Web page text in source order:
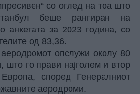
со оглед на тоа што
беше рангиран на
анкетата за 2023 година, со
од 83,36.
опслужи околу 80
што го прави најголем и втор
според Генералниот
аеродроми.